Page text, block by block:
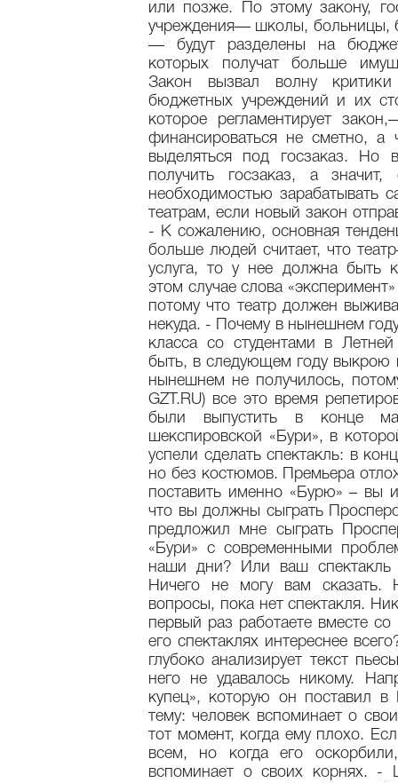
или позже. По этому закону,
учреждения— школы, больницы,
— будут разделены на
которых получат больше
Закон вызвал волну
бюджетных учреждений и их
которое регламентирует
финансироваться не сметно, а
выделяться под госзаказ. Но
получить госзаказ, а
необходимостью зарабатывать
театрам, если новый закон
- К сожалению, основная
больше людей считает, что
услуга, то у нее должна быть
этом случае слова
потому что театр должен
некуда. - Почему в нынешнем
класса со студентами в
быть, в следующем году выкрою
нынешнем не получилось,
GZT.RU) все это время
были выпустить в конце
шекспировской «Бури», в
успели сделать спектакль: в
но без костюмов. Премьера
поставить именно «Бурю» – вы
что вы должны сыграть
предложил мне сыграть
«Бури» с современными
наши дни? Или ваш спектакль
Ничего не могу вам сказать.
вопросы, пока нет спектакля.
первый раз работаете вместе
его спектаклях интереснее
глубоко анализирует текст
него не удавалось никому.
купец», которую он поставил
тему: человек вспоминает о
тот момент, когда ему плохо.
всем, но когда его
вспоминает о своих корнях. -